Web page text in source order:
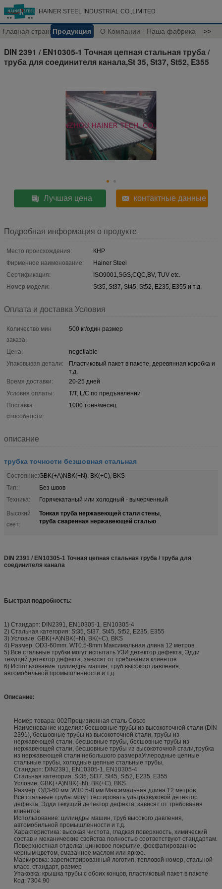
HAINER STEEL INDUSTRIAL CO.,LIMITED
Главная страницаПродукция О Компании Наша фабрика >>
DIN 2391 / EN10305-1 Точная цепная стальная труба /
труба для соединителя канала,St 35, St37, St52, E355
Лучшая цена контактные данные
Подробная информация о продукте
Место происхождения:
КНР
Фирменное наименование:
Hainer Steel
Сертификация:
ISO9001,SGS,CQC,BV, TUV etc.
Номер модели:
St35, St37, St45, St52, E235, E355 и т.д.
Оплата и доставка Условия
Количество мин
заказа:
500 кг/один размер
Цена:
negotiable
Упаковывая детали:
Пластиковый пакет в пакете, деревянная коробка и
т.д.
Время доставки:
20-25 дней
Условия оплаты:
T/T, L/C по предъявлении
Поставка
способности:
1000 тонн/месяц
описание
трубка точности безшовная стальная
Состояние:GBK(+A)NBK(+N), BK(+C), BKS
Тип:
Без швов
Техника:
Горячекатаный или холодный - вычерченный
Высокий
свет:
Тонкая труба нержавеющей стали стены,
труба сваренная нержавеющей сталью
DIN 2391 / EN10305-1 Точная цепная стальная труба / труба для
соединителя канала
Быстрая подробность:
1) Стандарт: DIN2391, EN10305-1, EN10305-4
2) Стальная категория: St35, St37, St45, St52, E235, E355
3) Условие: GBK(+A)NBK(+N), BK(+C), BKS
4) Размер: OD3-60mm. WT0.5-8mm Максимальная длина 12 метров.
5) Все стальные трубки могут испытать УЗИ детектор дефекта, Эдди
текущий детектор дефекта, зависят от требования клиентов
6) Использование: цилиндры машин, труб высокого давления,
автомобильной промышленности и т.д.
Описание:
Номер товара: 002Прецизионная сталь Cosco
Наименование изделия: бесшовные трубы из высокоточной стали (DIN
2391), бесшовные трубы из высокоточной стали, трубы из
нержавеющей стали, бесшовные трубы, бесшовные трубы из
нержавеющей стали, бесшовные трубы из высокоточной стали,трубка
из нержавеющей стали небольшого размераУглеродные цепные
стальные трубы, холодные цепные стальные трубы,
Стандарт: DIN2391, EN10305-1, EN10305-4
Стальная категория: St35, St37, St45, St52, E235, E355
Условие: GBK(+A)NBK(+N), BK(+C), BKS
Размер: ОД3-60 мм. WT0.5-8 мм Максимальная длина 12 метров.
Все стальные трубы могут тестировать ультразвуковой детектор
дефекта, Эдди текущий детектор дефекта, зависят от требования
клиентов
Использование: цилиндры машин, труб высокого давления,
автомобильной промышленности и т.д.
Характеристика: высокая чистота, гладкая поверхность, химический
состав и механические свойства полностью соответствуют стандартам.
Поверхностная отделка: цинковое покрытие, фосфатированное
черным цветом, смазанное маслом или яркое.
Маркировка: зарегистрированный логотип, тепловой номер, стальной
класс, стандарт, размер
Упаковка: крышка трубы с обоих концов, пластиковый пакет в пакете
Код: 7304.90